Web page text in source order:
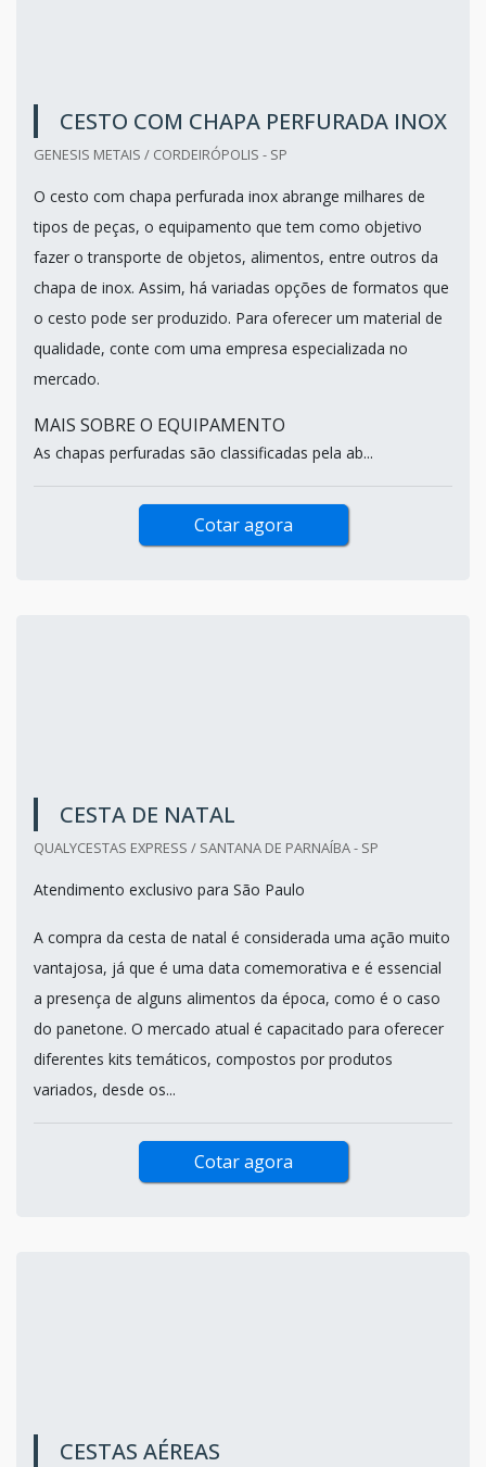
CESTO COM CHAPA PERFURADA INOX
GENESIS METAIS / CORDEIRÓPOLIS - SP
O cesto com chapa perfurada inox abrange milhares de
tipos de peças, o equipamento que tem como objetivo
fazer o transporte de objetos, alimentos, entre outros da
chapa de inox. Assim, há variadas opções de formatos que
o cesto pode ser produzido. Para oferecer um material de
qualidade, conte com uma empresa especializada no
mercado.
MAIS SOBRE O EQUIPAMENTO
As chapas perfuradas são classificadas pela ab...
Cotar agora
CESTA DE NATAL
QUALYCESTAS EXPRESS / SANTANA DE PARNAÍBA - SP
Atendimento exclusivo para São Paulo
A compra da cesta de natal é considerada uma ação muito
vantajosa, já que é uma data comemorativa e é essencial
a presença de alguns alimentos da época, como é o caso
do panetone. O mercado atual é capacitado para oferecer
diferentes kits temáticos, compostos por produtos
variados, desde os...
Cotar agora
CESTAS AÉREAS